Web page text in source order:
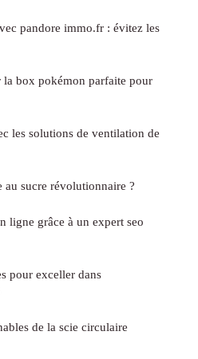
pandore immo.fr : évitez les
box pokémon parfaite pour
les solutions de ventilation de
au sucre révolutionnaire ?
ligne grâce à un expert seo
pour exceller dans
de la scie circulaire